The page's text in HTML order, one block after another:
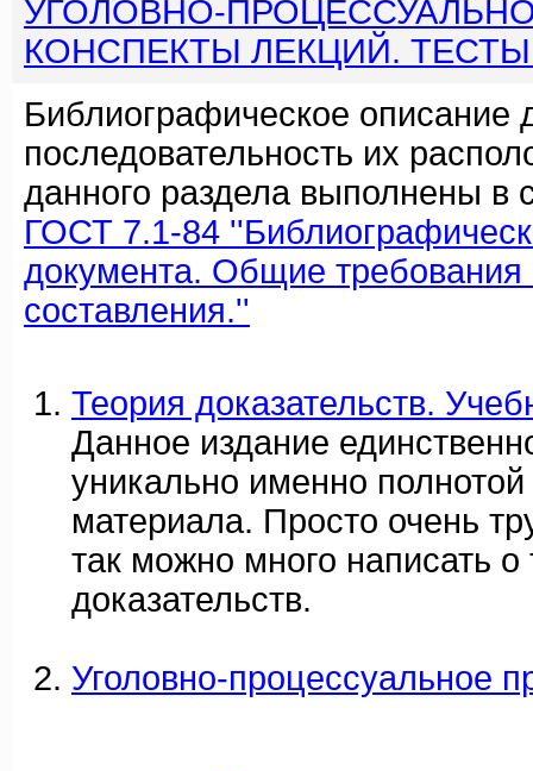
УГОЛОВНО-
КОНСПЕКТЫ ЛЕКЦИЙ.
Библиографическое описание
последовательность их
данного раздела выполнены в
ГОСТ 7.1-84
документа. Общие требования
составления.''
Теория доказательств.
Данное издание
уникально именно полнотой
материала. Просто очень
так можно много написать о
доказательств.
Уголовно-процессуальное